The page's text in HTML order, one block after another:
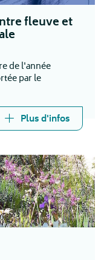
fleuve et
de l'année
par le
Plus d'infos